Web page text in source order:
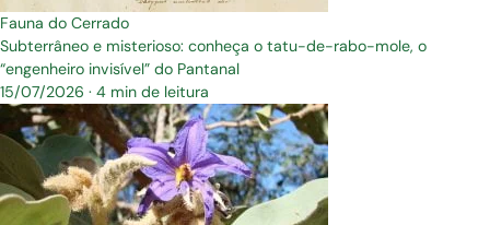
Fauna do Cerrado
Subterrâneo e misterioso: conheça o tatu-de-rabo-mole, o
“engenheiro invisível” do Pantanal
15/07/2026 · 4 min de leitura